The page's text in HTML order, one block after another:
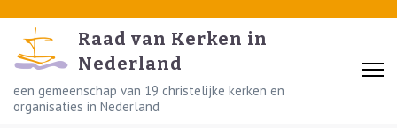
content
(Press
Enter)
Raad van Kerken in
Nederland
een gemeenschap van 19 christelijke kerken en
organisaties in Nederland